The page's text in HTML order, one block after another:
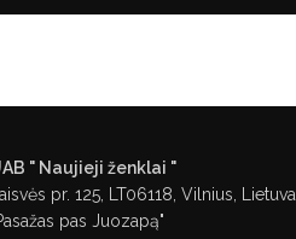
" Naujieji ženklai "
Laisvės pr. 125, LT06118, Vilnius, Lietuva
pas Juozapą"